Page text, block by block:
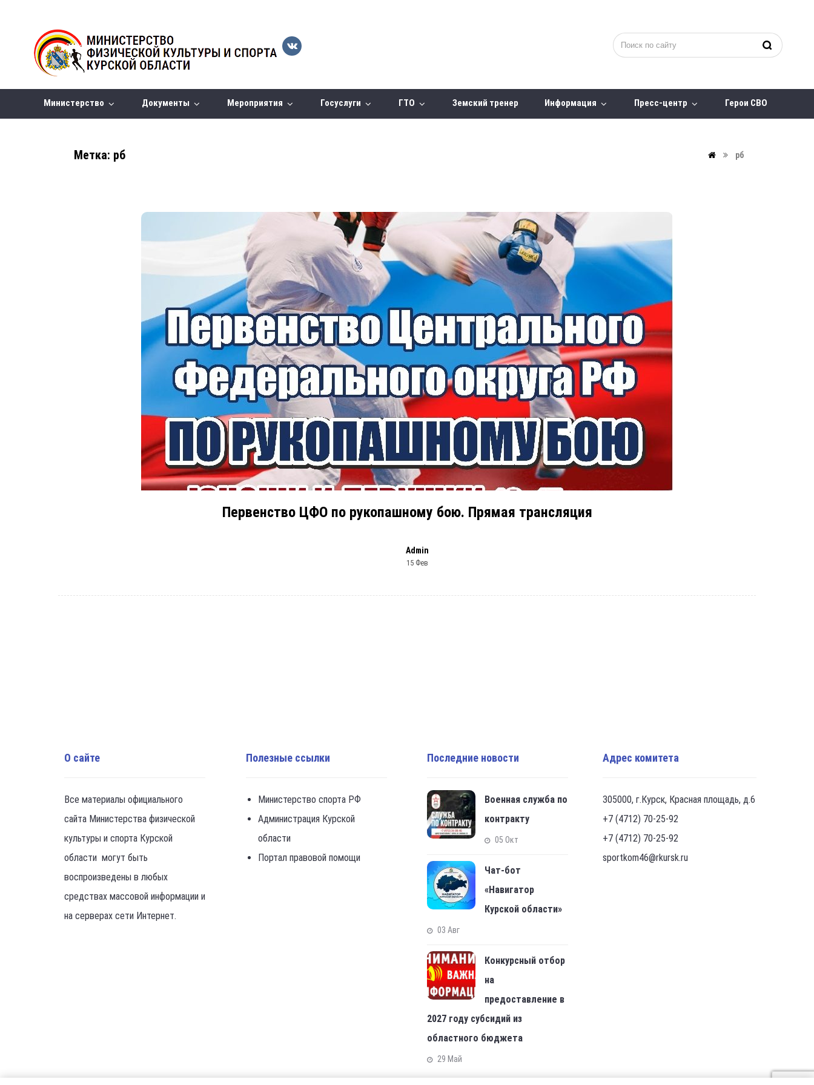
Министерство Документы Мероприятия Госуслуги ГТО Земский тренер Информация Пресс-центр Герои СВО
Метка: рб рб
Первенство ЦФО по рукопашному бою. Прямая трансляция
Admin
15 Фев
О сайте
Все материалы официального
сайта Министерства физической
культуры и спорта Курской
области могут быть
воспроизведены в любых
средствах массовой информации и
на серверах сети Интернет.
Полезные ссылки
Министерство спорта РФ
Администрация Курской
области
Портал правовой помощи
Последние новости
Военная служба по
контракту
05 Окт
Чат-бот
«Навигатор
Курской области»
03 Авг
Конкурсный отбор
на
предоставление в
2027 году субсидий из
областного бюджета
29 Май
Адрес комитета
305000, г.Курск, Красная площадь, д.6
+7 (4712) 70-25-92
+7 (4712) 70-25-92
sportkom46@rkursk.ru